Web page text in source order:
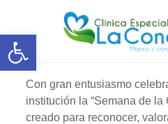
Abrir barra de
Con gran entusiasmo
institución la “Semana de la
creado para reconocer,